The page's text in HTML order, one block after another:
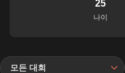
25
나이
모든 대회